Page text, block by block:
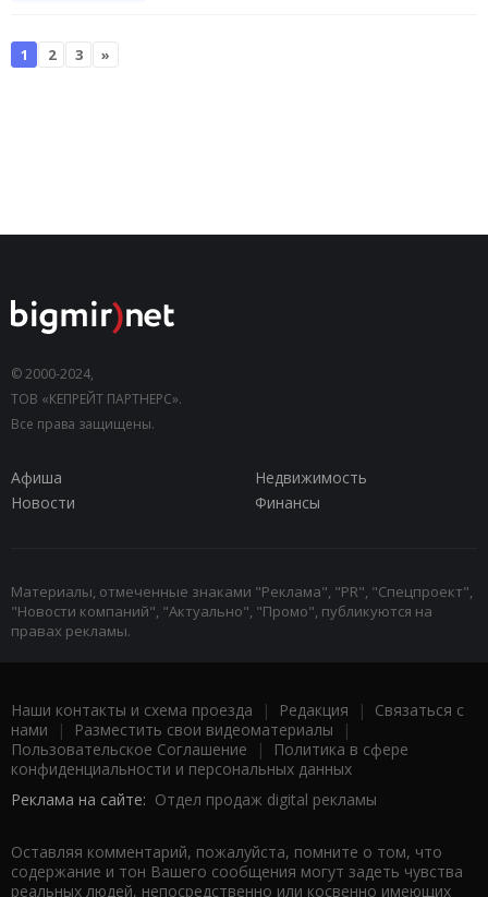
1 2 3 »
© 2000-2024,
ТОВ «КЕПРЕЙТ ПАРТНЕРС».
Все права защищены.
Афиша
Недвижимость
Новости
Финансы
Материалы, отмеченные знаками "Реклама", "PR", "Спецпроект",
"Новости компаний", "Актуально", "Промо", публикуются на
правах рекламы.
Наши контакты и схема проезда | Редакция | Связаться с
нами | Разместить свои видеоматериалы |
Пользовательское Соглашение |
Политика в сфере
конфиденциальности и персональных данных
Реклама на сайте: Отдел продаж digital рекламы
Оставляя комментарий, пожалуйста, помните о том, что
содержание и тон Вашего сообщения могут задеть чувства
реальных людей, непосредственно или косвенно имеющих